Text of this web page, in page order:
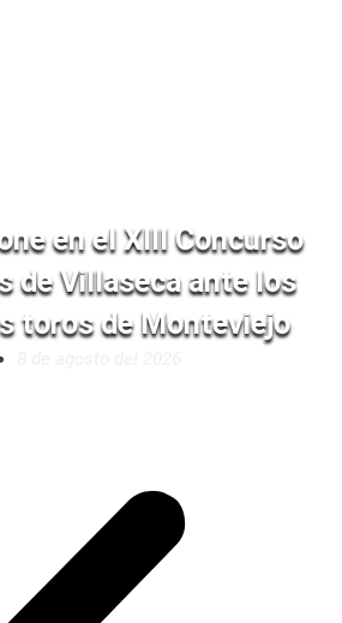
en el XIII Concurso
de Villaseca ante los
toros de Monteviejo